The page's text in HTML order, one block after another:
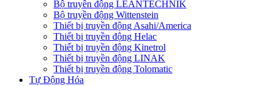
Bộ truyền động LEANTECHNIK
Bộ truyền động Wittenstein
Thiết bị truyền động Asahi/America
Thiết bị truyền động Helac
Thiết bị truyền động Kinetrol
Thiết bị truyền động LINAK
Thiết bị truyền động Tolomatic
Tự Động Hóa